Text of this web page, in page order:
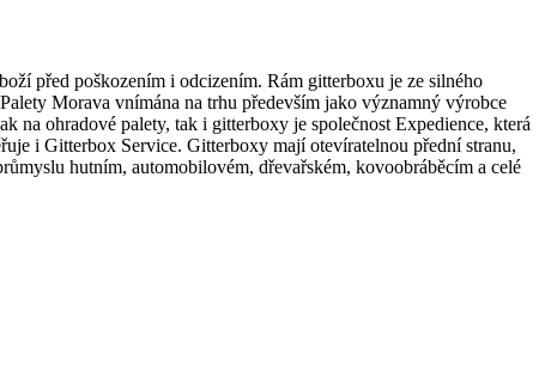
před poškozením i odcizením. Rám gitterboxu je ze silného
Morava vnímána na trhu především jako významný výrobce
na ohradové palety, tak i gitterboxy je společnost Expedience, která
i Gitterbox Service. Gitterboxy mají otevíratelnou přední stranu,
hutním, automobilovém, dřevařském, kovoobráběcím a celé